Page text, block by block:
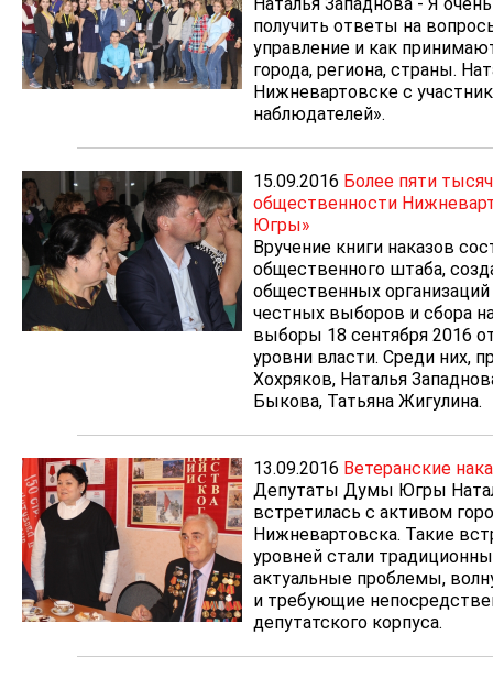
получить ответы на
управление и как
города, региона, страны.
Нижневартовске с
наблюдателей».
15.09.2016 Более пяти
общественности
Югры»
Вручение книги наказов
общественного штаба,
общественных
честных выборов и сбора
выборы 18 сентября 2016
уровни власти. Среди них,
Хохряков, Наталья
Быкова, Татьяна Жигулина.
13.09.2016 Ветеранские
Депутаты Думы Югры
встретилась с активом
Нижневартовска. Такие
уровней стали
актуальные проблемы,
и требующие
депутатского корпуса.